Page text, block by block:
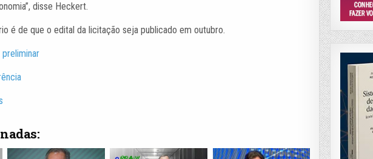
disse Heckert.
é de que o edital da licitação seja publicado em outubro.